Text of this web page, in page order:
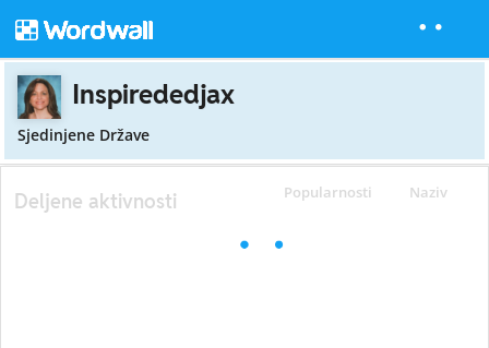
Inspirededjax
Sjedinjene Države
Popularnosti Naziv
Deljene aktivnosti